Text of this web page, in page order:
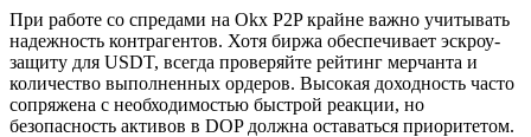
При работе со спредами на Okx P2P крайне важно учитывать
надежность контрагентов. Хотя биржа обеспечивает эскроу-
защиту для USDT, всегда проверяйте рейтинг мерчанта и
количество выполненных ордеров. Высокая доходность часто
сопряжена с необходимостью быстрой реакции, но
безопасность активов в DOP должна оставаться приоритетом.